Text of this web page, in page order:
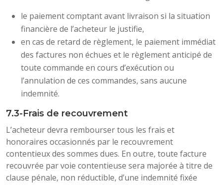
le paiement comptant avant livraison si la situation
financière de l’acheteur le justifie,
en cas de retard de règlement, le paiement immédiat
des factures non échues et le règlement anticipé de
toute commande en cours d’exécution ou
l’annulation de ces commandes, sans aucune
indemnité.
7.3-Frais de recouvrement
L’acheteur devra rembourser tous les frais et
honoraires occasionnés par le recouvrement
contentieux des sommes dues. En outre, toute facture
recouvrée par voie contentieuse sera majorée à titre de
clause pénale, non réductible, d’une indemnité fixée